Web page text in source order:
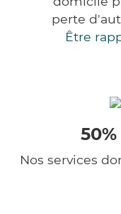
perte
Être
Nos services